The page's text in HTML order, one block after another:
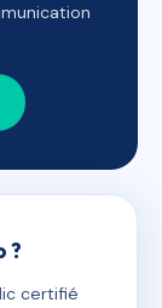
?
certifié